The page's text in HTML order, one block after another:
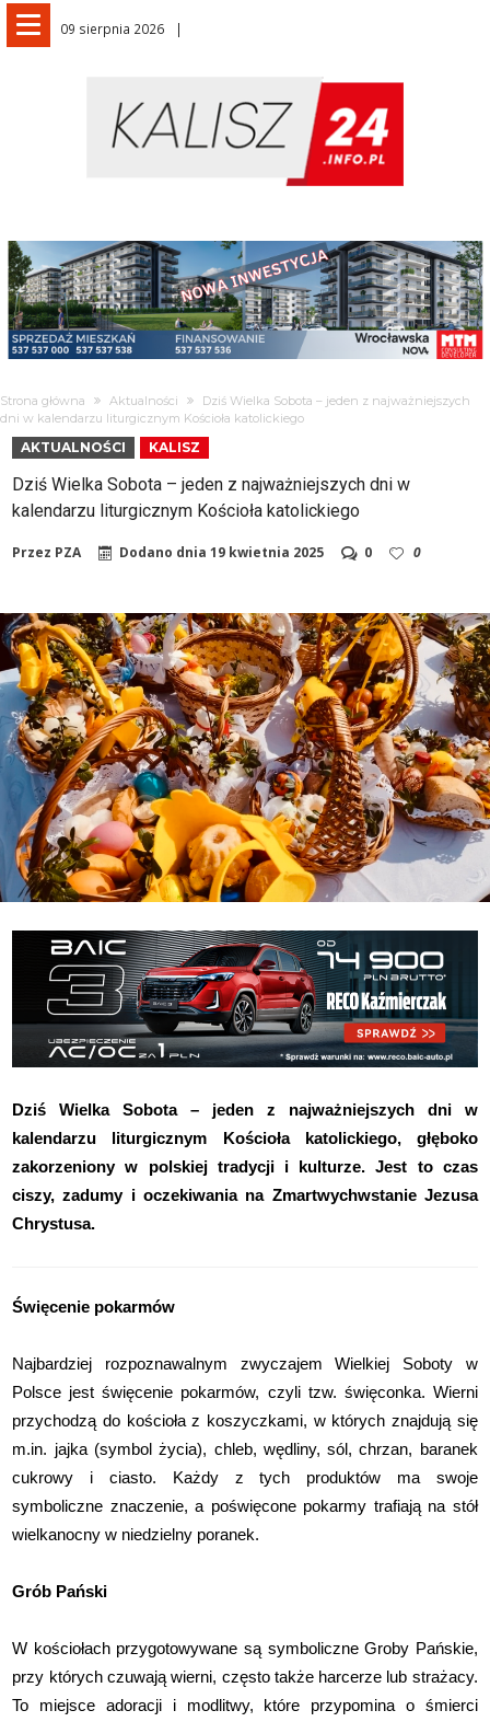
09 sierpnia 2026
Strona główna Aktualności
Dziś Wielka Sobota – jeden z najważniejszych
dni w kalendarzu liturgicznym Kościoła katolickiego
AKTUALNOŚCI KALISZ
Dziś Wielka Sobota – jeden z najważniejszych dni w
kalendarzu liturgicznym Kościoła katolickiego
Przez PZA Dodano dnia19 kwietnia 2025 0 0
Dziś Wielka Sobota – jeden z najważniejszych dni w
kalendarzu liturgicznym Kościoła katolickiego, głęboko
zakorzeniony w polskiej tradycji i kulturze. Jest to czas
ciszy, zadumy i oczekiwania na Zmartwychwstanie Jezusa
Chrystusa.
Święcenie pokarmów
Najbardziej rozpoznawalnym zwyczajem Wielkiej Soboty w
Polsce jest święcenie pokarmów, czyli tzw. święconka. Wierni
przychodzą do kościoła z koszyczkami, w których znajdują się
m.in. jajka (symbol życia), chleb, wędliny, sól, chrzan, baranek
cukrowy i ciasto. Każdy z tych produktów ma swoje
symboliczne znaczenie, a poświęcone pokarmy trafiają na stół
wielkanocny w niedzielny poranek.
Grób Pański
W kościołach przygotowywane są symboliczne Groby Pańskie,
przy których czuwają wierni, często także harcerze lub strażacy.
To miejsce adoracji i modlitwy, które przypomina o śmierci